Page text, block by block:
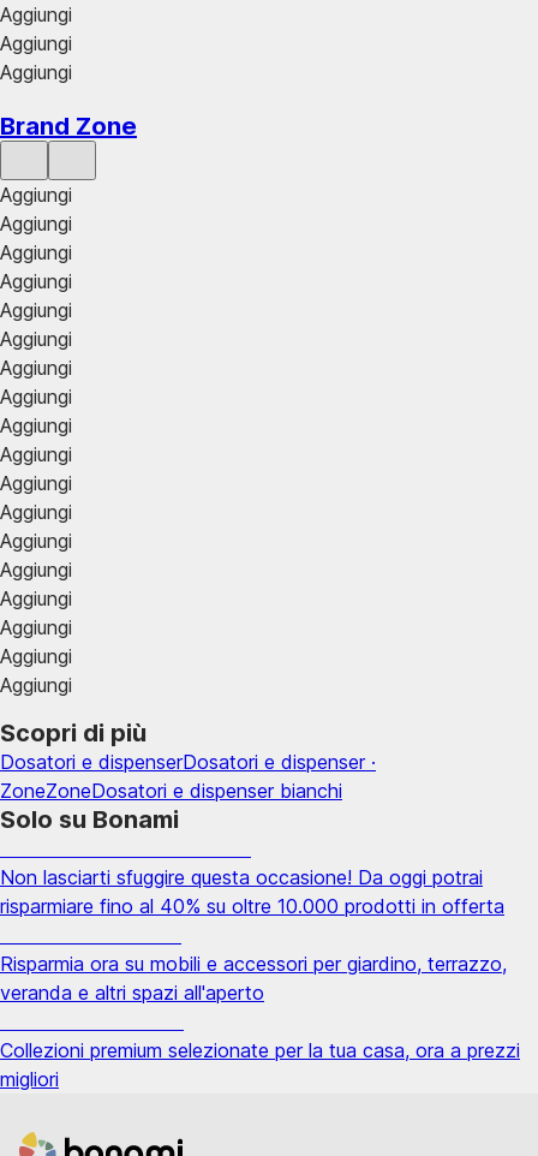
Aggiungi
Aggiungi
Aggiungi
Brand Zone
Aggiungi
Aggiungi
Aggiungi
Aggiungi
Aggiungi
Aggiungi
Aggiungi
Aggiungi
Aggiungi
Aggiungi
Aggiungi
Aggiungi
Aggiungi
Aggiungi
Aggiungi
Aggiungi
Aggiungi
Aggiungi
Scopri di più
Dosatori e dispenserDosatori e dispenser ·
ZoneZoneDosatori e dispenser bianchi
Solo su Bonami
Non lasciarti sfuggire questa occasione! Da oggi potrai
risparmiare fino al 40% su oltre 10.000 prodotti in offerta
Risparmia ora su mobili e accessori per giardino, terrazzo,
veranda e altri spazi all'aperto
Collezioni premium selezionate per la tua casa, ora a prezzi
migliori